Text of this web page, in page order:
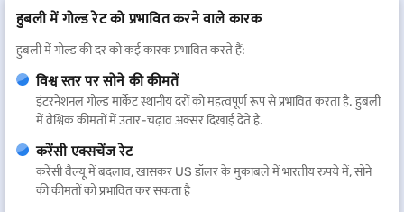
हुबली में गोल्ड रेट को प्रभावित करने वाले कारक
हुबली में गोल्ड की दर को कई कारक प्रभावित करते हैं:
विश्व स्तर पर सोने की कीमतें
इंटरनेशनल गोल्ड मार्केट स्थानीय दरों को महत्वपूर्ण रूप से प्रभावित करता है. हुबली
में वैश्विक कीमतों में उतार-चढ़ाव अक्सर दिखाई देते हैं.
करेंसी एक्सचेंज रेट
करेंसी वैल्यू में बदलाव, खासकर US डॉलर के मुकाबले में भारतीय रुपये में, सोने
की कीमतों को प्रभावित कर सकता है